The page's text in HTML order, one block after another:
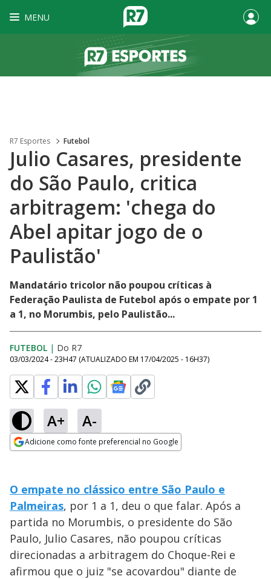
MENU
R7 Esportes Futebol
Julio Casares, presidente
do São Paulo, critica
arbitragem: 'chega do
Abel apitar jogo de o
Paulistão'
Mandatário tricolor não poupou críticas à
Federação Paulista de Futebol após o empate por 1
a 1, no Morumbis, pelo Paulistão...
FUTEBOL | Do R7
03/03/2024 - 23H47 (ATUALIZADO EM 17/04/2025 - 16H37)
A+ A-
Adicione como fonte preferencial no Google
O empate no clássico entre São Paulo e
Palmeiras, por 1 a 1, deu o que falar. Após a
partida no Morumbis, o presidente do São
Paulo, Julio Casares, não poupou críticas
direcionadas a arbitragem do Choque-Rei e
afirmou que o juiz "se acovardou" diante de